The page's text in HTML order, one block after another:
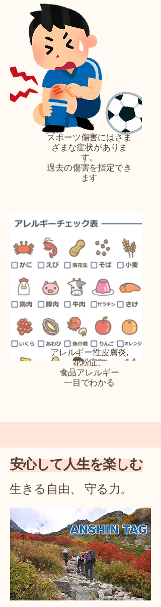
スポーツ傷害にはさま
ざまな症状がありま
す。
過去の傷害を指定でき
ます
アレルギー性皮膚炎,
花粉症、
​食品アレルギー
一目でわかる
安心して人生を楽しむ
生きる自由、 守る力。